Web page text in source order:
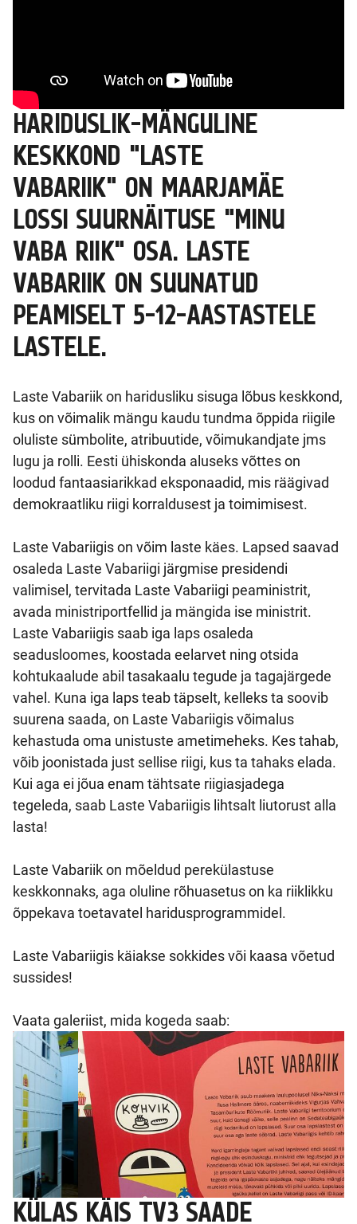
HARIDUSLIK-MÄNGULINE
KESKKOND "LASTE
VABARIIK" ON MAARJAMÄE
LOSSI SUURNÄITUSE "MINU
VABA RIIK" OSA. LASTE
VABARIIK ON SUUNATUD
PEAMISELT 5-12-AASTASTELE
LASTELE.
Laste Vabariik on haridusliku sisuga lõbus keskkond,
kus on võimalik mängu kaudu tundma õppida riigile
oluliste sümbolite, atribuutide, võimukandjate jms
lugu ja rolli. Eesti ühiskonda aluseks võttes on
loodud fantaasiarikkad eksponaadid, mis räägivad
demokraatliku riigi korraldusest ja toimimisest.
Laste Vabariigis on võim laste käes. Lapsed saavad
osaleda Laste Vabariigi järgmise presidendi
valimisel, tervitada Laste Vabariigi peaministrit,
avada ministriportfellid ja mängida ise ministrit.
Laste Vabariigis saab iga laps osaleda
seadusloomes, koostada eelarvet ning otsida
kohtukaalude abil tasakaalu tegude ja tagajärgede
vahel. Kuna iga laps teab täpselt, kelleks ta soovib
suurena saada, on Laste Vabariigis võimalus
kehastuda oma unistuste ametimeheks. Kes tahab,
võib joonistada just sellise riigi, kus ta tahaks elada.
Kui aga ei jõua enam tähtsate riigiasjadega
tegeleda, saab Laste Vabariigis lihtsalt liutorust alla
lasta!
Laste Vabariik on mõeldud perekülastuse
keskkonnaks, aga oluline rõhuasetus on ka riiklikku
õppekava toetavatel haridusprogrammidel.
Laste Vabariigis käiakse sokkides või kaasa võetud
sussides!
Vaata galeriist, mida kogeda saab:
KÜLAS KÄIS TV3 SAADE